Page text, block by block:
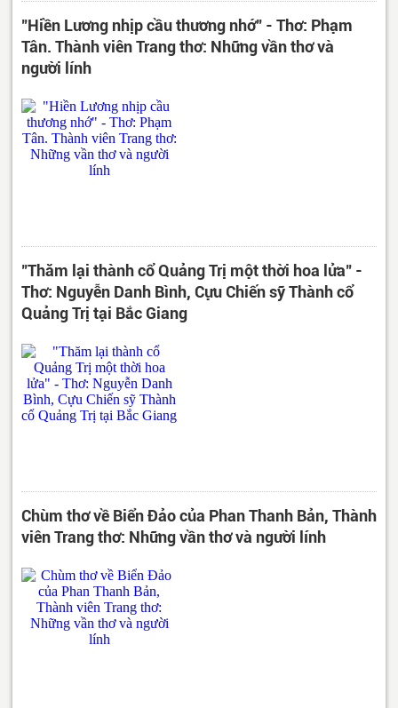
"Hiền Lương nhịp cầu thương nhớ" - Thơ: Phạm
Tân. Thành viên Trang thơ: Những vần thơ và
người lính
"Thăm lại thành cổ Quảng Trị một thời hoa lửa" -
Thơ: Nguyễn Danh Bình, Cựu Chiến sỹ Thành cổ
Quảng Trị tại Bắc Giang
Chùm thơ về Biển Đảo của Phan Thanh Bản, Thành
viên Trang thơ: Những vần thơ và người lính